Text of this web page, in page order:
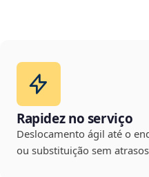
Rapidez no serviço
Deslocamento ágil até o
ou substituição sem